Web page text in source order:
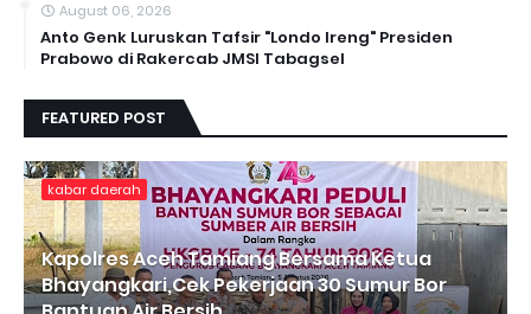
August 06, 2026
Anto Genk Luruskan Tafsir "Londo Ireng" Presiden
Prabowo di Rakercab JMSI Tabagsel
FEATURED POST
kabar daerah
Kapolres Aceh Tamiang Bersama Ketua
Bhayangkari,Cek Pekerjaan 30 Sumur Bor